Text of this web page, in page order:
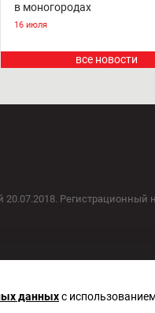
в моногородах
16 июля
все новости
20.07.2018.
данныхс